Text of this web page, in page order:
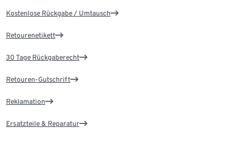
Kostenlose Rückgabe / Umtausch
Retourenetikett
30 Tage Rückgaberecht
Retouren-Gutschrift
Reklamation
Ersatzteile & Reparatur